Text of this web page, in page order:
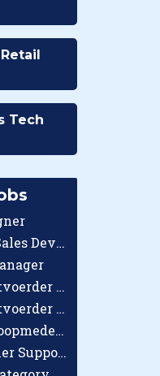
Tech
Redman Europe Sales Developer (Europe)
Dura Vermeer Uitvoerder GWW Amsterdam
Dura Vermeer Uitvoerder Civiel Nijmegen
Duifhuizen Verkoopmedewerker Ridderkerk
EK Retail Customer Support Omnichannel